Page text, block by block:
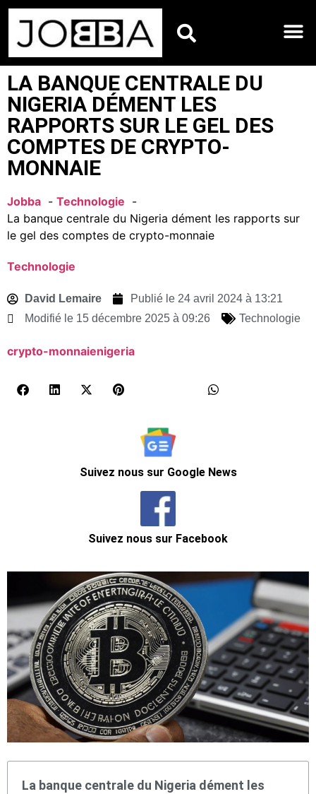
LA BANQUE CENTRALE DU
NIGERIA DÉMENT LES
RAPPORTS SUR LE GEL DES
COMPTES DE CRYPTO-
MONNAIE
Jobba
Technologie
La banque centrale du Nigeria dément les rapports sur
le gel des comptes de crypto-monnaie
Technologie
David Lemaire Publié le 24 avril 2024 à 13:21
Modifié le 15 décembre 2025 à 09:26
Technologie
crypto-monnaienigeria
Suivez nous sur Google News
Suivez nous sur Facebook
La banque centrale du Nigeria dément les